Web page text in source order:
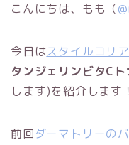
こんにちは、もも（
今日はスタイルコリ
タンジェリンビタC
します)を紹介します！
前回ダーマトリーの